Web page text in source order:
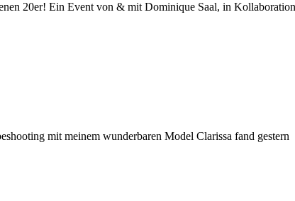
20er! Ein Event von & mit Dominique Saal, in Kollaboration
mit meinem wunderbaren Model Clarissa fand gestern